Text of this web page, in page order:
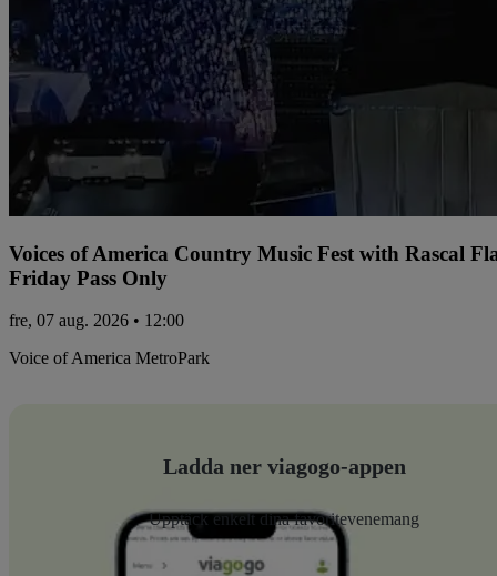
Voices of America Country Music Fest with Rascal
Friday Pass Only
fre, 07 aug. 2026 • 12:00
Voice of America MetroPark
Ladda ner viagogo-appen
Upptäck enkelt dina favoritevenemang